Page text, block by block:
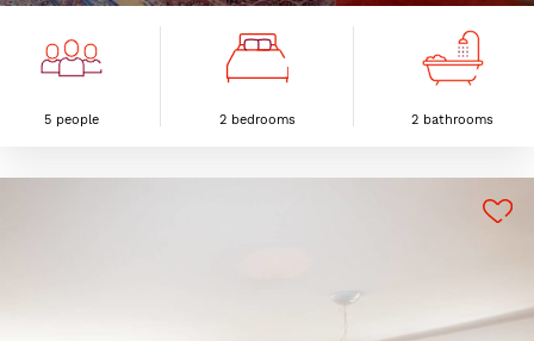
5 people 2 bedrooms 2 bathrooms